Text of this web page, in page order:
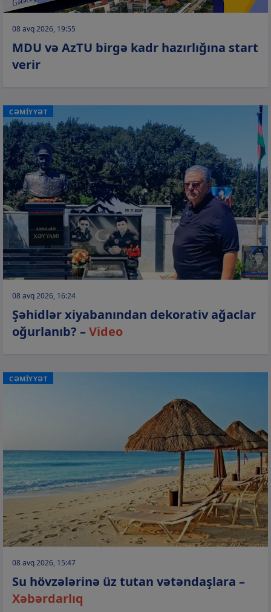
08 avq 2026, 19:55
MDU və AzTU birgə kadr hazırlığına start
verir
CƏMİYYƏT
08 avq 2026, 16:24
Şəhidlər xiyabanından dekorativ ağaclar
oğurlanıb? –Video
CƏMİYYƏT
08 avq 2026, 15:47
Su hövzələrinə üz tutan vətəndaşlara –
Xəbərdarlıq